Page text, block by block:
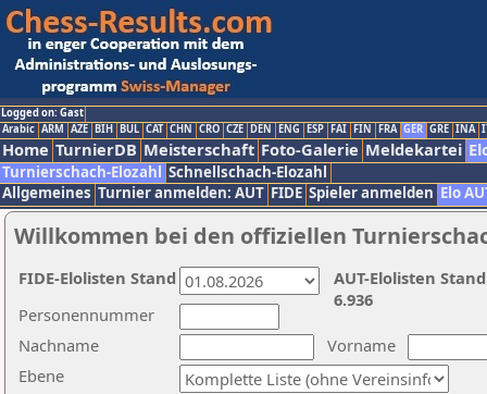
Logged on: Gast
Arabic ARM AZE BIH BUL CAT CHN CRO CZE DEN ENG ESP FAI FIN FRA GER GRE INA
Home TurnierDB Meisterschaft Foto-Galerie Meldekartei
Turnierschach-Elozahl Schnellschach-Elozahl
Allgemeines Turnier anmelden: AUT FIDE Spieler anmelden Elo
Willkommen bei den offiziellen
Nachname
Vorname
Ebene
Personennummer
AUT-Elolisten
6.936
FIDE-Elolisten Stand